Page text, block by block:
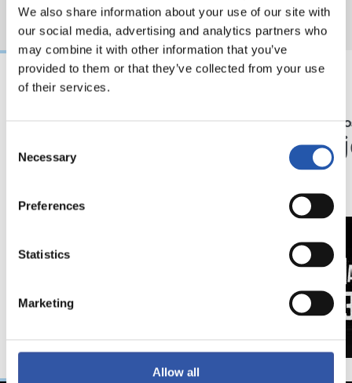
We also share information about your use of our site with
our social media, advertising and analytics partners who
may combine it with other information that you’ve
provided to them or that they’ve collected from your use
of their services.
Selection
Necessary
Preferences
Statistics
Marketing
Allow all
Acuerdo para su
traspaso al Real
Oviedo